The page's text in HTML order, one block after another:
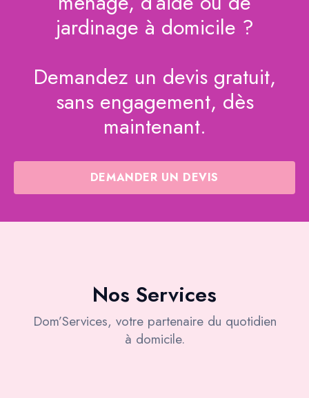
jardinage à domicile ?
Demandez un devis gratuit,
sans engagement, dès
maintenant.
DEMANDER UN DEVIS
Nos Services
Dom’Services, votre partenaire du quotidien
à domicile.